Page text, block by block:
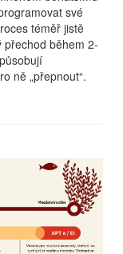
své
téměř jistě
přechod během 2-
ně „přepnout“.